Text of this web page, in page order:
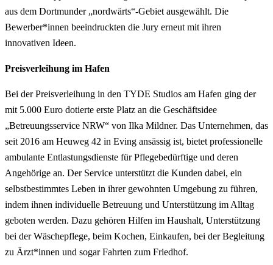
aus dem Dortmunder „nordwärts“-Gebiet ausgewählt. Die
Bewerber*innen beeindruckten die Jury erneut mit ihren
innovativen Ideen.
Preisverleihung im Hafen
Bei der Preisverleihung in den TYDE Studios am Hafen ging der
mit 5.000 Euro dotierte erste Platz an die Geschäftsidee
„Betreuungsservice NRW“ von Ilka Mildner. Das Unternehmen, das
seit 2016 am Heuweg 42 in Eving ansässig ist, bietet professionelle
ambulante Entlastungsdienste für Pflegebedürftige und deren
Angehörige an. Der Service unterstützt die Kunden dabei, ein
selbstbestimmtes Leben in ihrer gewohnten Umgebung zu führen,
indem ihnen individuelle Betreuung und Unterstützung im Alltag
geboten werden. Dazu gehören Hilfen im Haushalt, Unterstützung
bei der Wäschepflege, beim Kochen, Einkaufen, bei der Begleitung
zu Ärzt*innen und sogar Fahrten zum Friedhof.